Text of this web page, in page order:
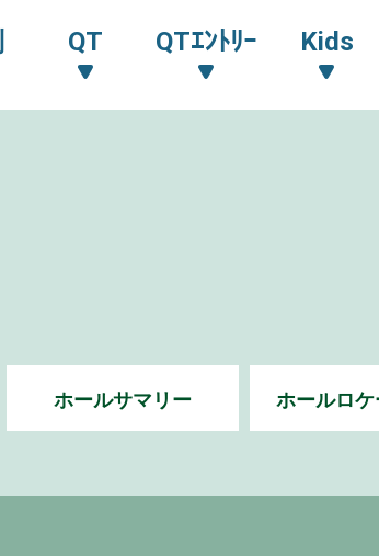
QT QTｴﾝﾄﾘｰ Kids
ホールサマリー ホールロ